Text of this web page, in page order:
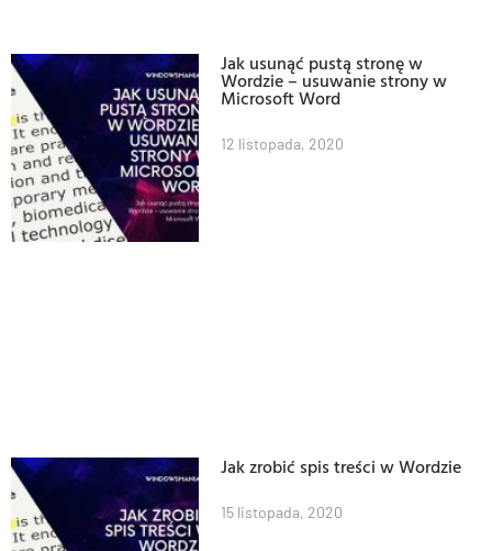
Jak usunąć pustą stronę w
Wordzie – usuwanie strony w
Microsoft Word
12 listopada, 2020
Jak zrobić spis treści w Wordzie
15 listopada, 2020